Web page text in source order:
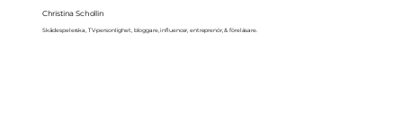
Christina Schollin
Skådespelerska, TV-personlighet, bloggare, influencer, entreprenör, & föreläsare.